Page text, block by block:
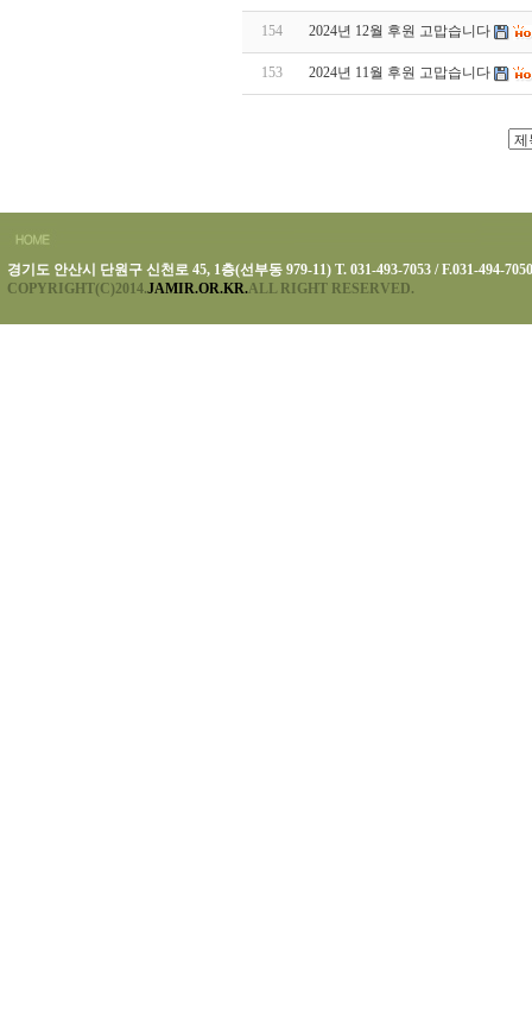
154 2024년 12월 후원 고맙습니다
153 2024년 11월 후원 고맙습니다
경기도 안산시 단원구 신천로 45, 1층(선부동 979-11) T. 031-493-7053 / F.031-494-7050
COPYRIGHT(C)2014.JAMIR.OR.KR.ALL RIGHT RESERVED.